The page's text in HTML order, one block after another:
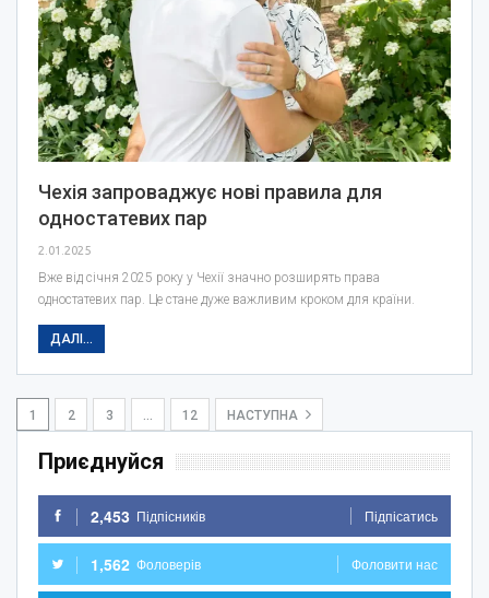
Чехія запроваджує нові правила для
одностатевих пар
2.01.2025
Вже від січня 2025 року у Чехії значно розширять права
одностатевих пар. Це стане дуже важливим кроком для країни.
ДАЛІ...
1 2 3 12 НАСТУПНА
Приєднуйся
2,453 Підпісників Підпісатись
1,562 Фоловерів Фоловити нас